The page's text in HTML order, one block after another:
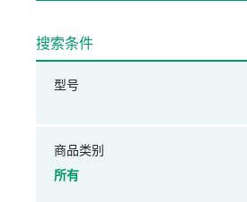
搜索条件
型号
商品类别
所有